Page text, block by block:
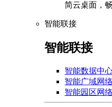
简云桌面，
智能联接
智能联接
智能数据中
智能广域网
智能园区网